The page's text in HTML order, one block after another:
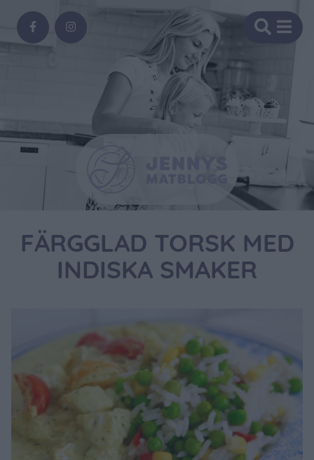
FÄRGGLAD TORSK MED
INDISKA SMAKER